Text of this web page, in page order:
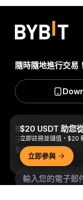
搶先掌握加密貨幣世
子報。全部形式的投
風險。此類活動可能
隨時隨地進行交易！
$20 USDT 助您
立即註冊並儲值，$20
立即參與